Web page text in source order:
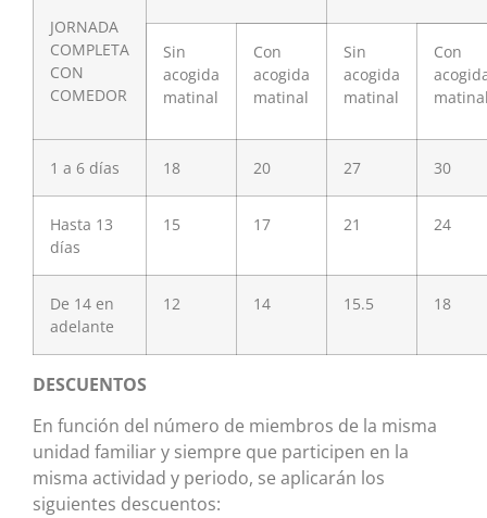
JORNADA
COMPLETA
CON
COMEDOR
Sin
acogida
matinal
Con
acogida
matinal
Sin
acogida
matinal
Con
1 a 6 días 18 20 27 30
Hasta 13
días
15 17 21 24
De 14 en
adelante
12 14 15.5 18
DESCUENTOS
En función del número de miembros de la misma
unidad familiar y siempre que participen en la
misma actividad y periodo, se aplicarán los
siguientes descuentos: